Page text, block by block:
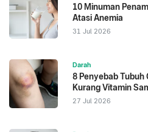
10 Minuman
Atasi Anemia
31 Jul 2026
Darah
8 Penyebab Tubuh
Kurang Vitamin
27 Jul 2026